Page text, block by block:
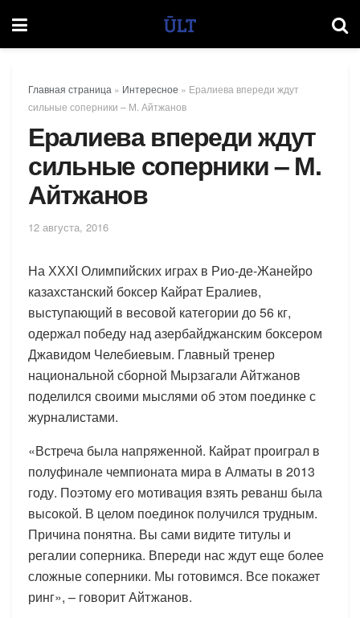
Главная страница » Интересное » Ералиева впереди ждут
сильные соперники – М. Айтжанов
Ералиева впереди ждут
сильные соперники – М.
Айтжанов
12 августа, 2016
На ХХХІ Олимпийских играх в Рио-де-Жанейро
казахстанский боксер Кайрат Ералиев,
выступающий в весовой категории до 56 кг,
одержал победу над азербайджанским боксером
Джавидом Челебиевым. Главный тренер
национальной сборной Мырзагали Айтжанов
поделился своими мыслями об этом поединке с
журналистами.
«Встреча была напряженной. Кайрат проиграл в
полуфинале чемпионата мира в Алматы в 2013
году. Поэтому его мотивация взять реванш была
высокой. В целом поединок получился трудным.
Причина понятна. Вы сами видите титулы и
регалии соперника. Впереди нас ждут еще более
сложные соперники. Мы готовимся. Все покажет
ринг», – говорит Айтжанов.